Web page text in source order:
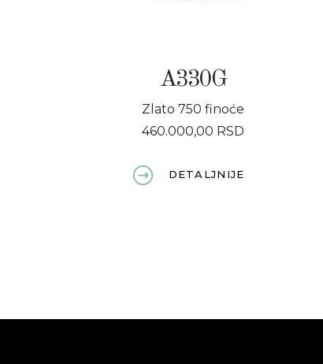
A330G
Zlato 750 finoće
460.000,00 RSD
DETALJNIJE